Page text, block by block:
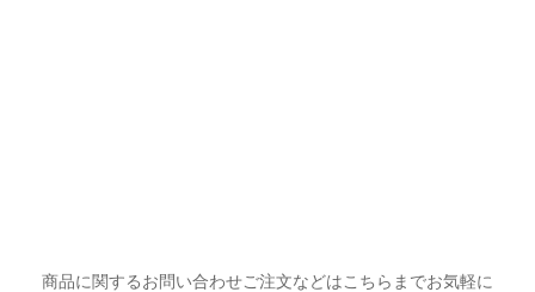
商品に関するお問い合わせご注文などはこちらまでお気軽に